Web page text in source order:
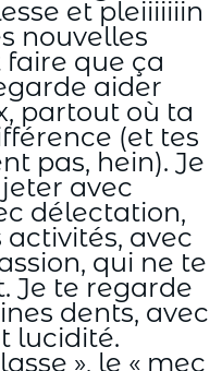
et pleiiiiiiin
nouvelles
que ça
aider
partout où ta
(et tes
pas, hein). Je
avec
délectation,
avec
qui ne te
Je te regarde
dents, avec
lucidité.
», le « mec